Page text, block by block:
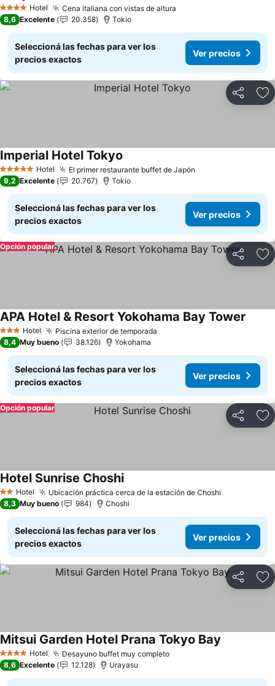
4 EstrellasHotel Cena italiana con vistas de altura
8,6 Excelente 20.358 Tokio
Seleccioná las fechas para ver los
precios exactos
Ver precios
Compartir
5 Estrellas Hotel El primer restaurante buffet de Japón
Imperial Hotel Tokyo
9,2 Excelente 20.767 Tokio
Seleccioná las fechas para ver los
precios exactos
Ver precios
Compartir
Opción popular
3 Estrellas
Hotel Piscina exterior de temporada
APA Hotel & Resort Yokohama Bay Tower
8,4 Muy bueno 38.126 Yokohama
Seleccioná las fechas para ver los
precios exactos
Ver precios
Compartir
Opción popular
2 Estrellas
Hotel Ubicación práctica cerca de la estación de Choshi
Hotel Sunrise Choshi
8,3 Muy bueno 984 Choshi
Seleccioná las fechas para ver los
precios exactos
Ver precios
Compartir
4 EstrellasHotel Desayuno buffet muy completo
Mitsui Garden Hotel Prana Tokyo Bay
8,6 Excelente 12.128 Urayasu